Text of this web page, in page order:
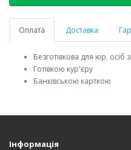
Оплата Доставка
Безготівкова для юр. осіб
Готівкою кур'єру
Банківською карткою
Інформація